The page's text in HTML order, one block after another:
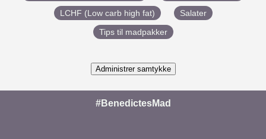
LCHF (Low carb high fat)
Salater
Tips til madpakker
Administrer samtykke
#BenedictesMad